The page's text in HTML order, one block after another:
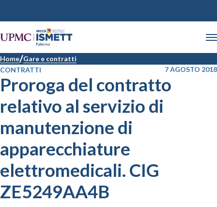
Home Gare e contratti
CONTRATTI
7 AGOSTO 2018
Proroga del contratto
relativo al servizio di
manutenzione di
apparecchiature
elettromedicali. CIG
ZE5249AA4B